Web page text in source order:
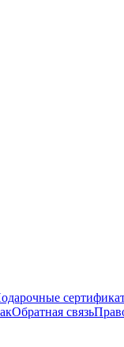
Обратная связь